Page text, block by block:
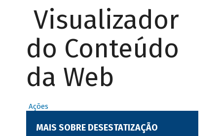
Visualizador
do Conteúdo
da Web
Ações
MAIS SOBRE DESESTATIZAÇÃO